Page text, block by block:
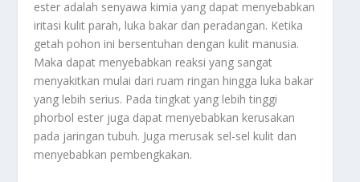
ester adalah senyawa kimia yang dapat menyebabkan
iritasi kulit parah, luka bakar dan peradangan. Ketika
getah pohon ini bersentuhan dengan kulit manusia.
Maka dapat menyebabkan reaksi yang sangat
menyakitkan mulai dari ruam ringan hingga luka bakar
yang lebih serius. Pada tingkat yang lebih tinggi
phorbol ester juga dapat menyebabkan kerusakan
pada jaringan tubuh. Juga merusak sel-sel kulit dan
menyebabkan pembengkakan.